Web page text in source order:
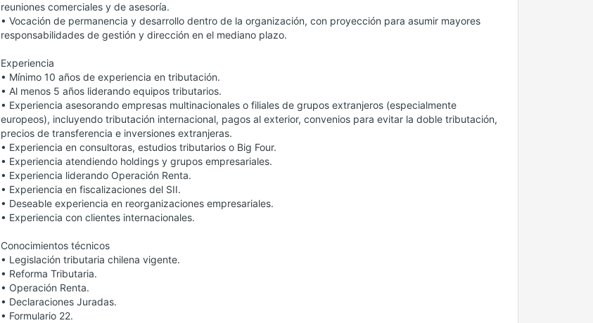
reuniones comerciales y de asesoría.
• Vocación de permanencia y desarrollo dentro de la organización, con proyección para asumir mayores
responsabilidades de gestión y dirección en el mediano plazo.
Experiencia
• Mínimo 10 años de experiencia en tributación.
• Al menos 5 años liderando equipos tributarios.
• Experiencia asesorando empresas multinacionales o filiales de grupos extranjeros (especialmente
europeos), incluyendo tributación internacional, pagos al exterior, convenios para evitar la doble tributación,
precios de transferencia e inversiones extranjeras.
• Experiencia en consultoras, estudios tributarios o Big Four.
• Experiencia atendiendo holdings y grupos empresariales.
• Experiencia liderando Operación Renta.
• Experiencia en fiscalizaciones del SII.
• Deseable experiencia en reorganizaciones empresariales.
• Experiencia con clientes internacionales.
Conocimientos técnicos
• Legislación tributaria chilena vigente.
• Reforma Tributaria.
• Operación Renta.
• Declaraciones Juradas.
• Formulario 22.